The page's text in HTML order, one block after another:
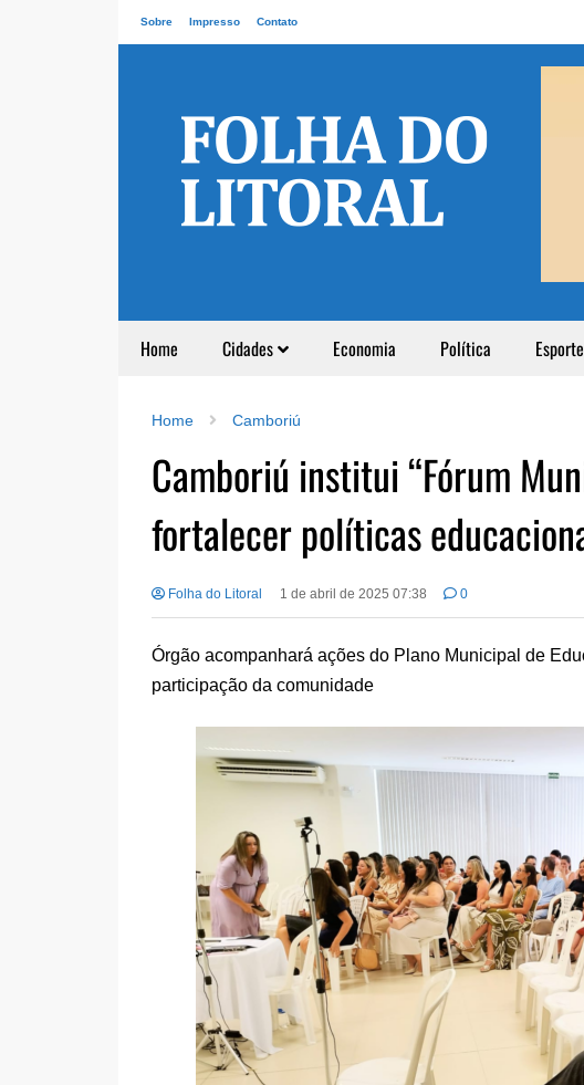
Sobre Impresso Contato
Home Cidades Economia Política
Home Camboriú
Camboriú institui “Fórum
fortalecer políticas
Folha do Litoral 1 de abril de 2025 07:38 0
Órgão acompanhará ações do Plano Municipal de
participação da comunidade